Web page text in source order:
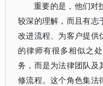
重要的是，他们对
较深的理解，而且有志
改进流程、为客户提供
的律师有很多相似之
务，而是为法律团队及
修流程。这个角色集法